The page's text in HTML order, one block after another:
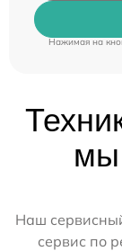
Нажимая на
мы
Наш
сервис по